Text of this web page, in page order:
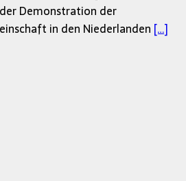
Demonstration der
in den Niederlanden […]